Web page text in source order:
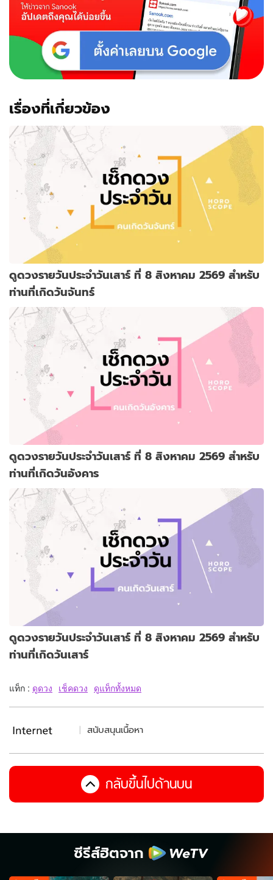
เรื่องที่เกี่ยวข้อง
ดูดวงรายวันประจำวันเสาร์ ที่ 8 สิงหาคม 2569 สำหรับ
ท่านที่เกิดวันจันทร์
ดูดวงรายวันประจำวันเสาร์ ที่ 8 สิงหาคม 2569 สำหรับ
ท่านที่เกิดวันอังคาร
ดูดวงรายวันประจำวันเสาร์ ที่ 8 สิงหาคม 2569 สำหรับ
ท่านที่เกิดวันเสาร์
แท็ก : ดูดวง เช็คดวง ดูแท็กทั้งหมด
สนับสนุนเนื้อหา
กลับขึ้นไปด้านบน
ซีรีส์ฮิตจาก